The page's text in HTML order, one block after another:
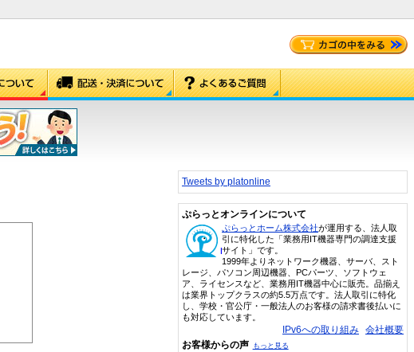
Tweets by platonline
ぷらっとオンラインについて
ぷらっとホーム株式会社が運用する、法人取
引に特化した「業務用IT機器専門の調達支援
サイト」です。
1999年よりネットワーク機器、サーバ、スト
レージ、パソコン周辺機器、PCパーツ、ソフトウェ
ア、ライセンスなど、業務用IT機器中心に販売。品揃え
は業界トップクラスの約5.5万点です。法人取引に特化
し、学校・官公庁・一般法人のお客様の請求書後払いに
も対応しています。
IPv6への取り組み 会社概要
お客様からの声 もっと見る